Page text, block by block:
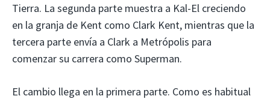
Tierra. La segunda parte muestra a Kal-El creciendo
en la granja de Kent como Clark Kent, mientras que la
tercera parte envía a Clark a Metrópolis para
comenzar su carrera como Superman.
El cambio llega en la primera parte. Como es habitual